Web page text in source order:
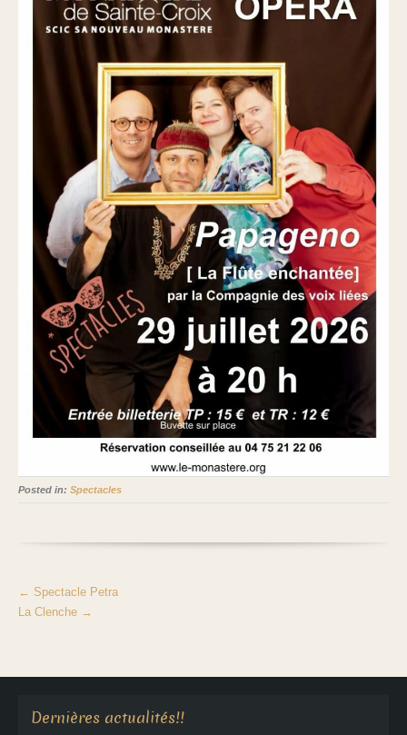
Posted in: Spectacles
← Spectacle Petra
La Clenche →
Dernières actualités!!
Aucune annonce en cours